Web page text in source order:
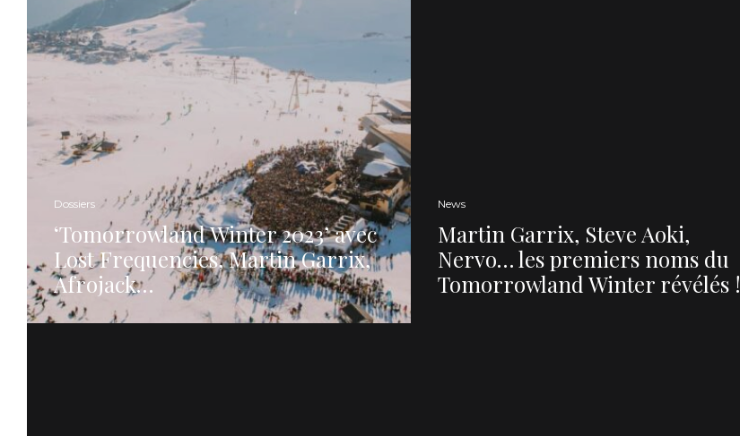
Dossiers
‘Tomorrowland Winter 2023’ avec
Lost Frequencies, Martin Garrix,
Afrojack…
News
Martin Garrix, Steve Aoki,
Nervo… les premiers noms du
Tomorrowland Winter révélés !